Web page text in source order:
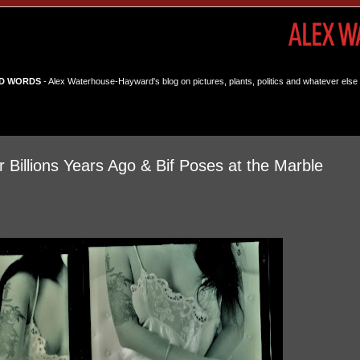
WORDS- Alex Waterhouse-Hayward's blog on pictures, plants, politics and whatever else
Billions Years Ago & Bif Poses at the Marble